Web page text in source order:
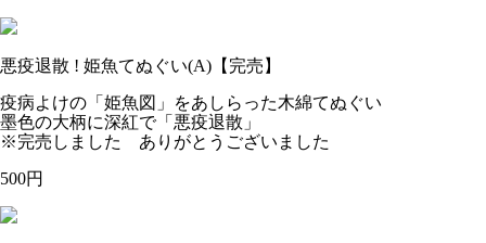
悪疫退散 ! 姫魚てぬぐい(A)【完売】
疫病よけの「姫魚図」をあしらった木綿てぬぐい
墨色の大柄に深紅で「悪疫退散」
※完売しました ありがとうございました
500円